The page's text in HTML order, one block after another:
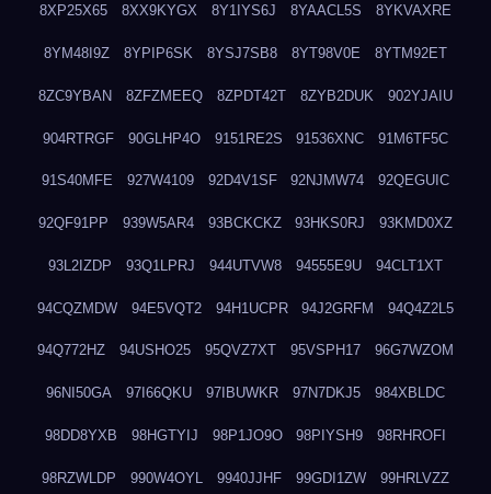
8XP25X65 8XX9KYGX 8Y1IYS6J 8YAACL5S 8YKVAXRE
8YM48I9Z 8YPIP6SK 8YSJ7SB8 8YT98V0E 8YTM92ET
8ZC9YBAN 8ZFZMEEQ 8ZPDT42T 8ZYB2DUK 902YJAIU
904RTRGF 90GLHP4O 9151RE2S 91536XNC 91M6TF5C
91S40MFE 927W4109 92D4V1SF 92NJMW74 92QEGUIC
92QF91PP 939W5AR4 93BCKCKZ 93HKS0RJ 93KMD0XZ
93L2IZDP 93Q1LPRJ 944UTVW8 94555E9U 94CLT1XT
94CQZMDW 94E5VQT2 94H1UCPR 94J2GRFM 94Q4Z2L5
94Q772HZ 94USHO25 95QVZ7XT 95VSPH17 96G7WZOM
96NI50GA 97I66QKU 97IBUWKR 97N7DKJ5 984XBLDC
98DD8YXB 98HGTYIJ 98P1JO9O 98PIYSH9 98RHROFI
98RZWLDP 990W4OYL 9940JJHF 99GDI1ZW 99HRLVZZ